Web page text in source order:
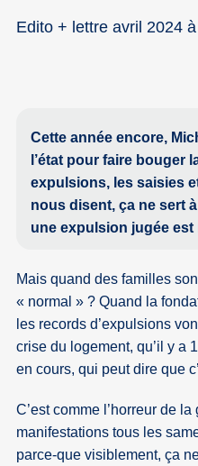
Edito + lettre avril 2024
Cette année encore,
l’état pour faire bouger
expulsions, les saisies
nous disent, ça ne sert
une expulsion jugée est
Mais quand des familles
« normal » ? Quand la
les records d’expulsions
crise du logement, qu’il y a
en cours, qui peut dire que
C’est comme l’horreur de
manifestations tous les
parce-que visiblement, ça